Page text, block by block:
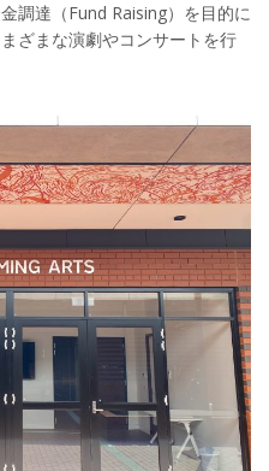
調達（Fund Raising）を目的に
ざまな演劇やコンサートを行